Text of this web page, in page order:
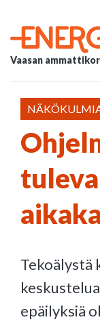
Vaasan
Tekoälystä
epäilyksiä